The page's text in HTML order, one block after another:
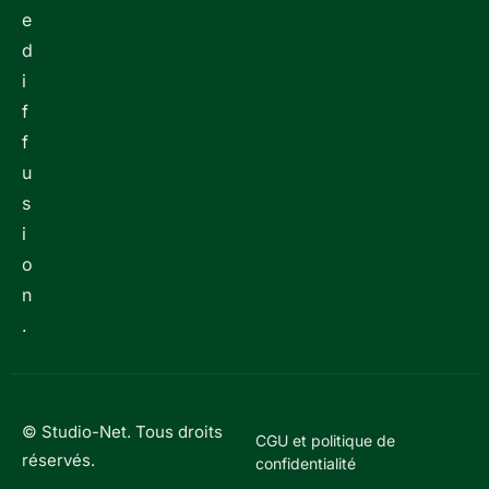
e
d
i
f
f
u
s
i
o
n
.
© Studio-Net. Tous droits
réservés.
CGU et politique de
confidentialité